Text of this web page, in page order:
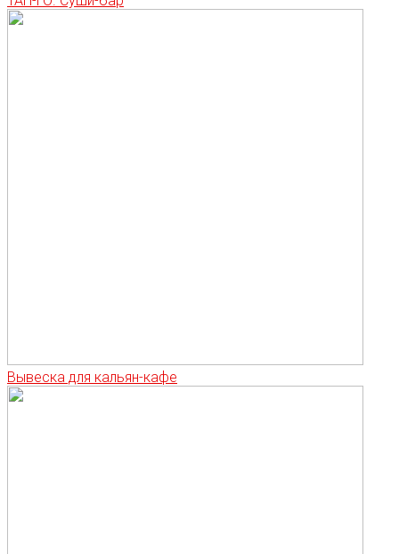
Вывеска для кальян-кафе